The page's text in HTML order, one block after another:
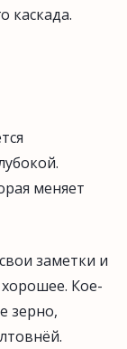
каскада.
меняет
заметки и
Кое-
зерно,